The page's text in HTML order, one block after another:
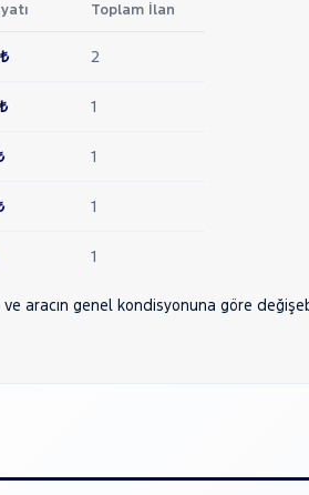
Toplam İlan
2
1
1
1
1
aracın genel kondisyonuna göre